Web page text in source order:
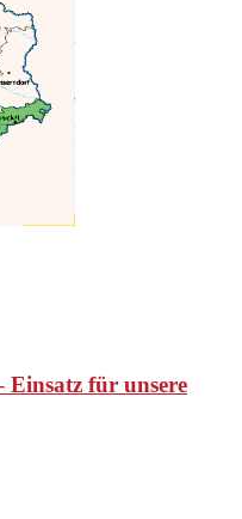
für unsere